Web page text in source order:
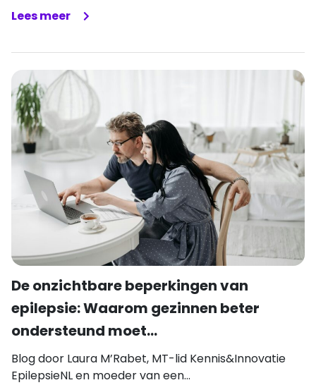
Lees meer
De onzichtbare beperkingen van
epilepsie: Waarom gezinnen beter
ondersteund moet...
Blog door Laura M’Rabet, MT-lid Kennis&Innovatie
EpilepsieNL en moeder van een...